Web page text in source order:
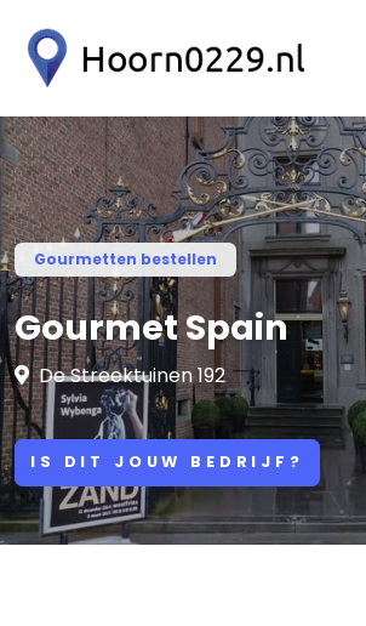
Gourmetten bestellen
Gourmet Spain
De Streektuinen 192
IS DIT JOUW BEDRIJF?